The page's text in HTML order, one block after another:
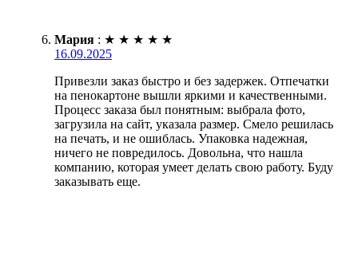
Мария : ★ ★ ★ ★ ★
16.09.2025
Привезли заказ быстро и без задержек. Отпечатки
на пенокартоне вышли яркими и качественными.
Процесс заказа был понятным: выбрала фото,
загрузила на сайт, указала размер. Смело решилась
на печать, и не ошиблась. Упаковка надежная,
ничего не повредилось. Довольна, что нашла
компанию, которая умеет делать свою работу. Буду
заказывать еще.